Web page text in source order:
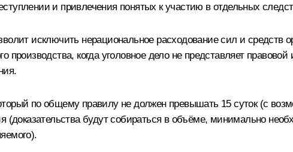
и привлечения понятых к участию в отдельных
исключить нерациональное расходование сил и средств
производства, когда уголовное дело не представляет правовой
по общему правилу не должен превышать 15 суток (с
(доказательства будут собираться в объёме, минимально